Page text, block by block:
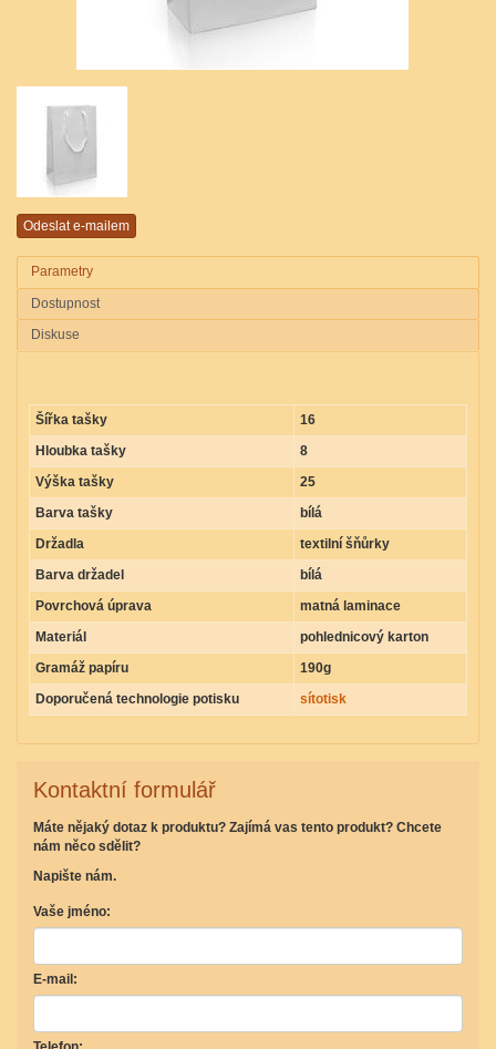
Parametry
Dostupnost
Diskuse
Šířka tašky
16
Hloubka tašky
8
Výška tašky
25
Barva tašky
bílá
Držadla
textilní šňůrky
Barva držadel
bílá
Povrchová úprava
matná laminace
Materiál
pohlednicový karton
Gramáž papíru
190g
Doporučená technologie potisku
sítotisk
Kontaktní formulář
Máte nějaký dotaz k produktu? Zajímá vas tento produkt? Chcete
nám něco sdělit?
Napište nám.
Vaše jméno:
E-mail: